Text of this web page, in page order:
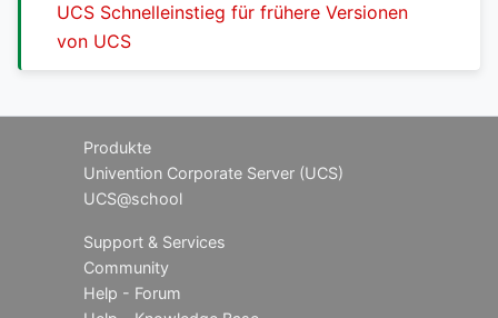
UCS Schnelleinstieg für frühere Versionen
von UCS
Produkte
Univention Corporate Server (UCS)
UCS@school
Support & Services
Community
Help - Forum